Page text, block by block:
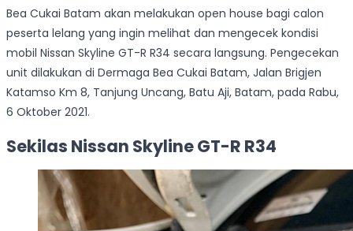
Bea Cukai Batam akan melakukan open house bagi calon
peserta lelang yang ingin melihat dan mengecek kondisi
mobil Nissan Skyline GT-R R34 secara langsung. Pengecekan
unit dilakukan di Dermaga Bea Cukai Batam, Jalan Brigjen
Katamso Km 8, Tanjung Uncang, Batu Aji, Batam, pada Rabu,
6 Oktober 2021.
Sekilas Nissan Skyline GT-R R34